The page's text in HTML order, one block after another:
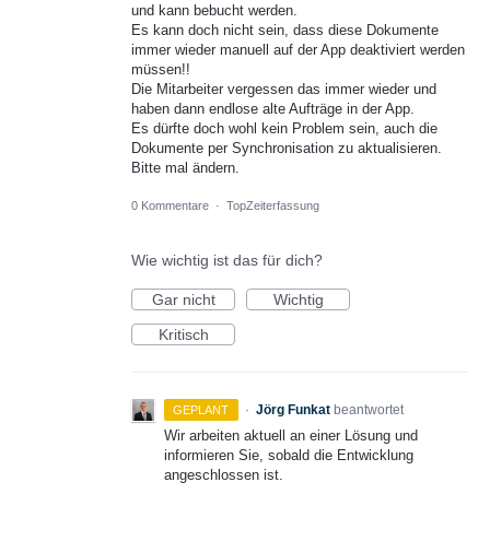
und kann bebucht werden.
Es kann doch nicht sein, dass diese Dokumente
immer wieder manuell auf der App deaktiviert werden
müssen!!
Die Mitarbeiter vergessen das immer wieder und
haben dann endlose alte Aufträge in der App.
Es dürfte doch wohl kein Problem sein, auch die
Dokumente per Synchronisation zu aktualisieren.
Bitte mal ändern.
0 Kommentare · TopZeiterfassung
Wie wichtig ist das für dich?
Gar nicht
Wichtig
Kritisch
GEPLANT · Jörg Funkat beantwortet
Wir arbeiten aktuell an einer Lösung und
informieren Sie, sobald die Entwicklung
angeschlossen ist.